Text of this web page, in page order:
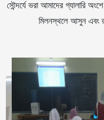
প্রকাশিত হয়েছে 07 September,
একাদশ শ্রেণিতে ২০২৫-২০২৬ শিক্ষাবর্ষে
কার্যক্রম সম্পর্কিত বিজ্ঞপ্তি
২০২০-২০২১ শিক্ষাবর্ষের ডিগ্রি
সব পড়ুন
সৌন্দর্যে ভরা আমাদের গ্যালারি
মিলনস্থলে আসুন এবং